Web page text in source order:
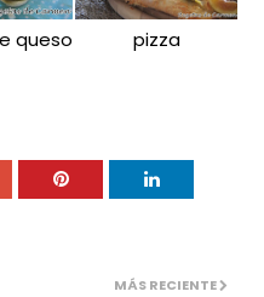
queso pizza
MÁS RECIENTE